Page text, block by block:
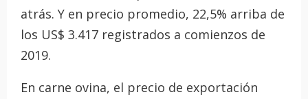
atrás. Y en precio promedio, 22,5% arriba de
los US$ 3.417 registrados a comienzos de
2019.
En carne ovina, el precio de exportación